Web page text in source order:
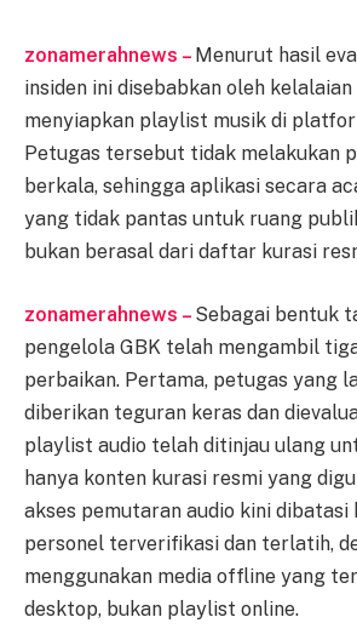
zonamerahnews – Menurut hasil
insiden ini disebabkan oleh
menyiapkan playlist musik di
Petugas tersebut tidak melakukan
berkala, sehingga aplikasi secara
yang tidak pantas untuk ruang
bukan berasal dari daftar kurasi
zonamerahnews – Sebagai bentuk
pengelola GBK telah mengambil
perbaikan. Pertama, petugas yang
diberikan teguran keras dan
playlist audio telah ditinjau ulang
hanya konten kurasi resmi yang
akses pemutaran audio kini dibatasi
personel terverifikasi dan terlatih,
menggunakan media offline yang
desktop, bukan playlist online.